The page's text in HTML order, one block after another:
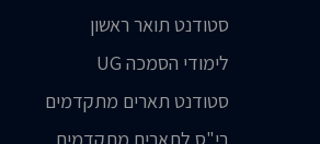
סטודנט תואר ראשון
לימודי הסמכה UG
סטודנט תארים מתקדמים
בי"ס לתארים מתקדמים